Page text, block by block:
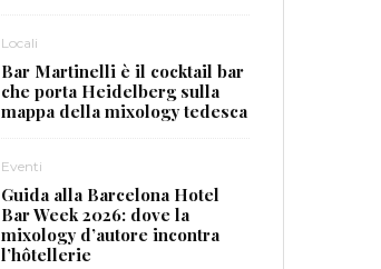
Locali
Bar Martinelli è il cocktail bar
che porta Heidelberg sulla
mappa della mixology tedesca
Eventi
Guida alla Barcelona Hotel
Bar Week 2026: dove la
mixology d’autore incontra
l’hôtellerie